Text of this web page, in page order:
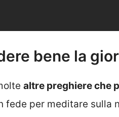
bene la
altre preghiere che
fede per meditare sulla